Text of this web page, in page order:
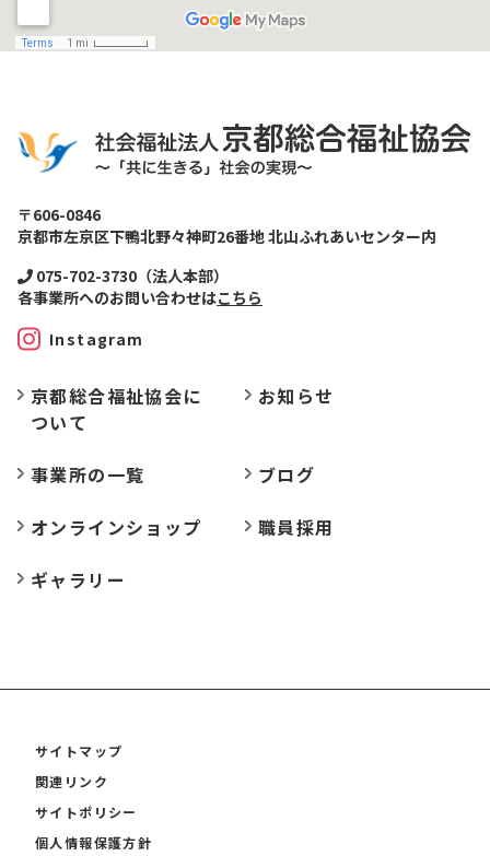
〒606-0846
京都市左京区下鴨北野々神町26番地 北山ふれあいセンター内
075-702-3730（法人本部）
各事業所へのお問い合わせはこちら
Instagram
京都総合福祉協会に
ついて
お知らせ
事業所の一覧
ブログ
オンラインショップ
職員採用
ギャラリー
サイトマップ
関連リンク
サイトポリシー
個人情報保護方針